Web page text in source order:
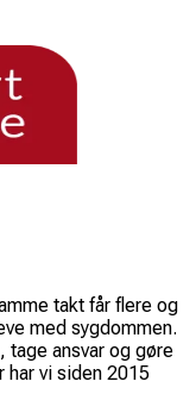
takt får flere og
med sygdommen.
tage ansvar og gøre
har vi siden 2015